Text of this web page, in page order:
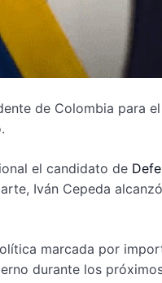
de Colombia para
el candidato de
Iván Cepeda
marcada por
durante los